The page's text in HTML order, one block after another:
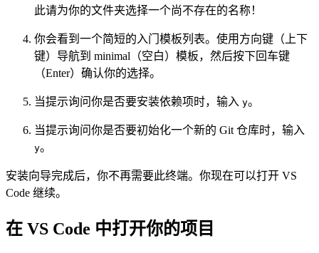
此请为你的文件夹选择一个尚不存在的名称！
你会看到一个简短的入门模板列表。使用方向键（上下
键）导航到 minimal（空白）模板，然后按下回车键
（Enter）确认你的选择。
当提示询问你是否要安装依赖项时，输入 y。
当提示询问你是否要初始化一个新的 Git 仓库时，输入
y。
安装向导完成后，你不再需要此终端。你现在可以打开 VS
Code 继续。
在 VS Code 中打开你的项目